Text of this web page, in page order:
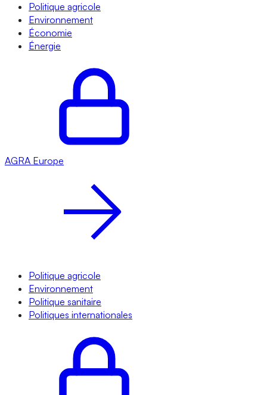
Politique agricole
Environnement
Économie
Énergie
AGRA Europe
Politique agricole
Environnement
Politique sanitaire
Politiques internationales